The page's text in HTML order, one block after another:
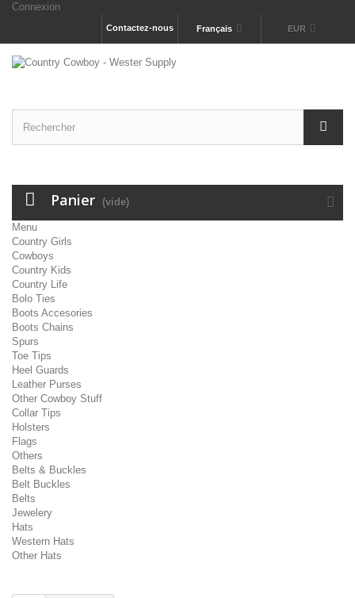
Connexion
EUR
Français
Contactez-nous
Panier (vide)
Menu
Country Girls
Cowboys
Country Kids
Country Life
Bolo Ties
Boots Accesories
Boots Chains
Spurs
Toe Tips
Heel Guards
Leather Purses
Other Cowboy Stuff
Collar Tips
Holsters
Flags
Others
Belts & Buckles
Belt Buckles
Belts
Jewelery
Hats
Western Hats
Other Hats